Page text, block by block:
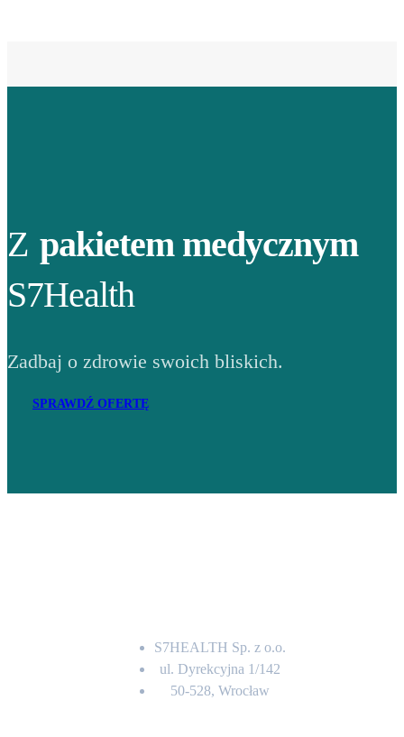
Z pakietem medycznym
S7Health
Zadbaj o zdrowie swoich bliskich.
SPRAWDŹ OFERTĘ
S7HEALTH Sp. z o.o.
ul. Dyrekcyjna 1/142
50-528, Wrocław